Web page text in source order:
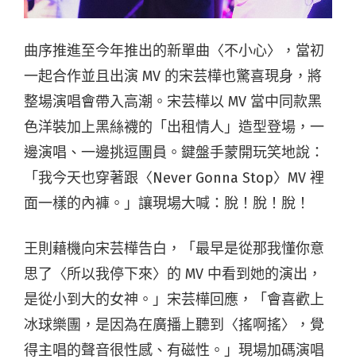
曲序推進至今年推出的新單曲〈不小心〉，當初
一起合作並且出演 MV 的宋芸樺也驚喜現身，將
整場演唱會帶入高潮。宋芸樺以 MV 當中同款黑
色洋裝加上黑絲襪的「出租情人」造型登場，一
邊演唱、一邊挑逗團員。鍵盤手蒙開玩笑地說：
「我今天也穿著跟〈Never Gonna Stop〉MV 裡
面一樣的內褲。」讓現場大喊：脫！脫！脫！
王則藉機向宋芸樺告白，「最早是從那我懂你意
思了〈所以我停下來〉的 MV 中看到她的演出，
是從小到大的女神。」宋芸樺回應，「會喜歡上
冰球樂團，是因為在廣播上聽到〈搖啊搖〉，覺
得主唱的聲音很性感、有磁性。」現場加碼演唱